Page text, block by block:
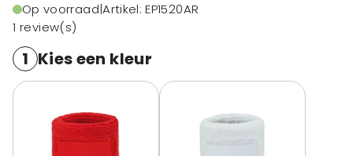
Op voorraad|Artikel: EP1520AR
1 review(s)
1 Kies een kleur